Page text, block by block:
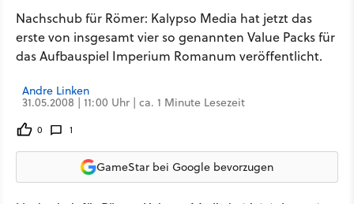
Nachschub für Römer: Kalypso Media hat jetzt das
erste von insgesamt vier so genannten Value Packs für
das Aufbauspiel Imperium Romanum veröffentlicht.
Andre Linken
31.05.2008 | 11:00 Uhr | ca. 1 Minute Lesezeit
0 1
GameStar bei Google bevorzugen